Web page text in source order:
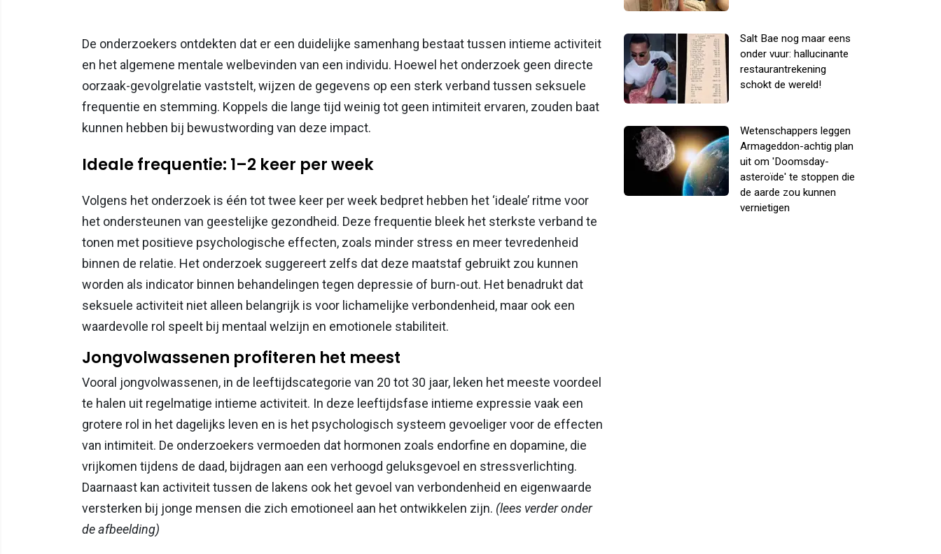
De onderzoekers ontdekten dat er een duidelijke samenhang bestaat tussen intieme activiteit
en het algemene mentale welbevinden van een individu. Hoewel het onderzoek geen directe
oorzaak-gevolgrelatie vaststelt, wijzen de gegevens op een sterk verband tussen seksuele
frequentie en stemming. Koppels die lange tijd weinig tot geen intimiteit ervaren, zouden baat
kunnen hebben bij bewustwording van deze impact.
Ideale frequentie: 1–2 keer per week
Volgens het onderzoek is één tot twee keer per week bedpret hebben het ‘ideale’ ritme voor
het ondersteunen van geestelijke gezondheid. Deze frequentie bleek het sterkste verband te
tonen met positieve psychologische effecten, zoals minder stress en meer tevredenheid
binnen de relatie. Het onderzoek suggereert zelfs dat deze maatstaf gebruikt zou kunnen
worden als indicator binnen behandelingen tegen depressie of burn-out. Het benadrukt dat
seksuele activiteit niet alleen belangrijk is voor lichamelijke verbondenheid, maar ook een
waardevolle rol speelt bij mentaal welzijn en emotionele stabiliteit.
Jongvolwassenen profiteren het meest
Vooral jongvolwassenen, in de leeftijdscategorie van 20 tot 30 jaar, leken het meeste voordeel
te halen uit regelmatige intieme activiteit. In deze leeftijdsfase intieme expressie vaak een
grotere rol in het dagelijks leven en is het psychologisch systeem gevoeliger voor de effecten
van intimiteit. De onderzoekers vermoeden dat hormonen zoals endorfine en dopamine, die
vrijkomen tijdens de daad, bijdragen aan een verhoogd geluksgevoel en stressverlichting.
Daarnaast kan activiteit tussen de lakens ook het gevoel van verbondenheid en eigenwaarde
versterken bij jonge mensen die zich emotioneel aan het ontwikkelen zijn. (lees verder onder
de afbeelding)
Salt Bae nog maar eens
onder vuur: hallucinante
restaurantrekening
schokt de wereld!
Wetenschappers leggen
Armageddon-achtig plan
uit om 'Doomsday-
asteroïde' te stoppen die
de aarde zou kunnen
vernietigen